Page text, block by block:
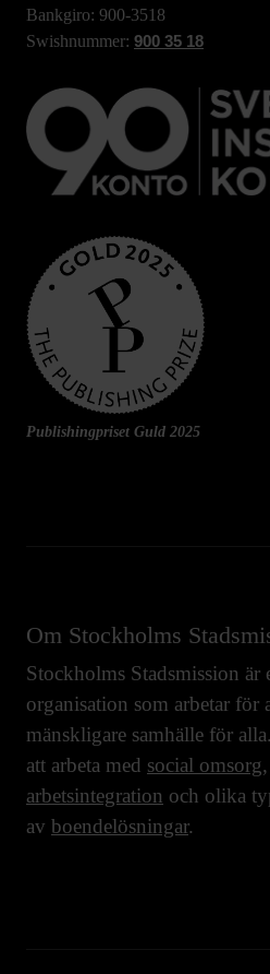
Bankgiro: 900-3518
Swishnummer: 900 35 18
Publishingpriset Guld 2025
Om Stockholms
Stockholms Stadsmission är
organisation som arbetar för
mänskligare samhälle för
att arbeta med social omsorg,
arbetsintegration och olika
av boendelösningar.